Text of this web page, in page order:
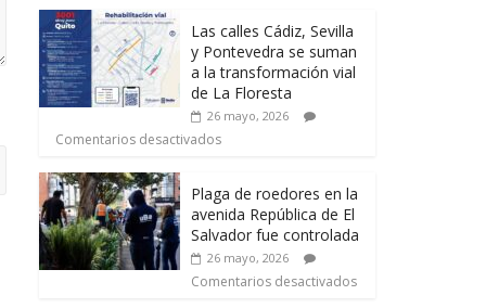
Las calles Cádiz, Sevilla
y Pontevedra se suman
a la transformación vial
de La Floresta
26 mayo, 2026
Comentarios desactivados
Plaga de roedores en la
avenida República de El
Salvador fue controlada
26 mayo, 2026
Comentarios desactivados